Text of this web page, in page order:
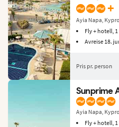
+
Ayia Napa,
Fly + hotell,
Avreise 18.
Pris pr. person
Sunprime
Ayia Napa,
Fly + hotell,